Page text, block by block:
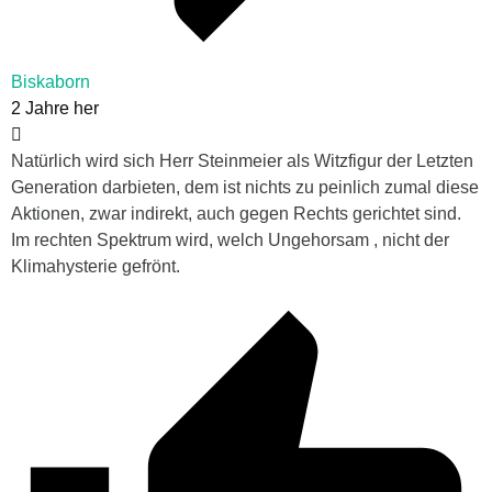
Biskaborn
2 Jahre her
Natürlich wird sich Herr Steinmeier als Witzfigur der Letzten
Generation darbieten, dem ist nichts zu peinlich zumal diese
Aktionen, zwar indirekt, auch gegen Rechts gerichtet sind.
Im rechten Spektrum wird, welch Ungehorsam , nicht der
Klimahysterie gefrönt.